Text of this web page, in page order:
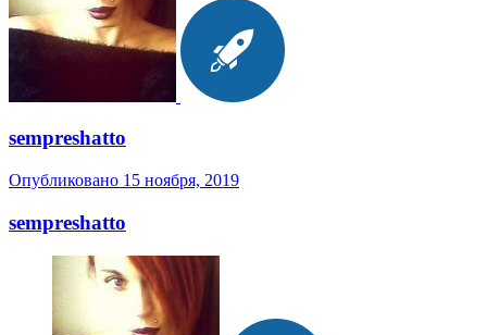
sempreshatto
Опубликовано 15 ноября, 2019
sempreshatto